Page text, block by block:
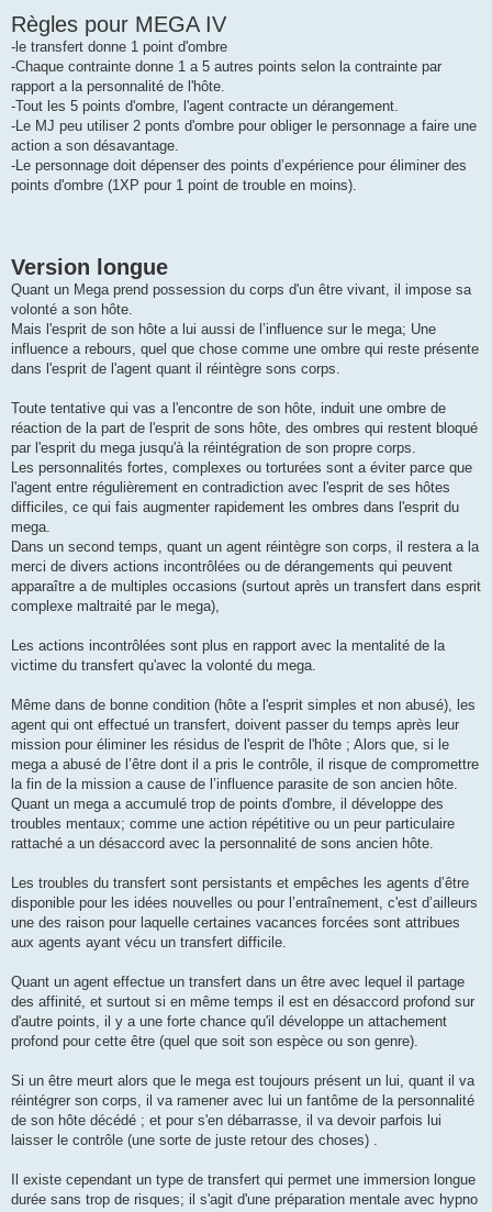
Règles pour MEGA IV
-le transfert donne 1 point d'ombre
-Chaque contrainte donne 1 a 5 autres points selon la contrainte par
rapport a la personnalité de l'hôte.
-Tout les 5 points d'ombre, l'agent contracte un dérangement.
-Le MJ peu utiliser 2 ponts d'ombre pour obliger le personnage a faire une
action a son désavantage.
-Le personnage doit dépenser des points d’expérience pour éliminer des
points d'ombre (1XP pour 1 point de trouble en moins).
Version longue
Quant un Mega prend possession du corps d'un être vivant, il impose sa
volonté a son hôte.
Mais l'esprit de son hôte a lui aussi de l’influence sur le mega; Une
influence a rebours, quel que chose comme une ombre qui reste présente
dans l'esprit de l'agent quant il réintègre sons corps.
Toute tentative qui vas a l'encontre de son hôte, induit une ombre de
réaction de la part de l'esprit de sons hôte, des ombres qui restent bloqué
par l'esprit du mega jusqu'à la réintégration de son propre corps.
Les personnalités fortes, complexes ou torturées sont a éviter parce que
l'agent entre régulièrement en contradiction avec l'esprit de ses hôtes
difficiles, ce qui fais augmenter rapidement les ombres dans l'esprit du
mega.
Dans un second temps, quant un agent réintègre son corps, il restera a la
merci de divers actions incontrôlées ou de dérangements qui peuvent
apparaître a de multiples occasions (surtout après un transfert dans esprit
complexe maltraité par le mega),
Les actions incontrôlées sont plus en rapport avec la mentalité de la
victime du transfert qu'avec la volonté du mega.
Même dans de bonne condition (hôte a l'esprit simples et non abusé), les
agent qui ont effectué un transfert, doivent passer du temps après leur
mission pour éliminer les résidus de l'esprit de l'hôte ; Alors que, si le
mega a abusé de l’être dont il a pris le contrôle, il risque de compromettre
la fin de la mission a cause de l’influence parasite de son ancien hôte.
Quant un mega a accumulé trop de points d'ombre, il développe des
troubles mentaux; comme une action répétitive ou un peur particulaire
rattaché a un désaccord avec la personnalité de sons ancien hôte.
Les troubles du transfert sont persistants et empêches les agents d’être
disponible pour les idées nouvelles ou pour l’entraînement, c'est d’ailleurs
une des raison pour laquelle certaines vacances forcées sont attribues
aux agents ayant vécu un transfert difficile.
Quant un agent effectue un transfert dans un être avec lequel il partage
des affinité, et surtout si en même temps il est en désaccord profond sur
d'autre points, il y a une forte chance qu'il développe un attachement
profond pour cette être (quel que soit son espèce ou son genre).
Si un être meurt alors que le mega est toujours présent un lui, quant il va
réintégrer son corps, il va ramener avec lui un fantôme de la personnalité
de son hôte décédé ; et pour s'en débarrasse, il va devoir parfois lui
laisser le contrôle (une sorte de juste retour des choses) .
Il existe cependant un type de transfert qui permet une immersion longue
durée sans trop de risques; il s'agit d'une préparation mentale avec hypno